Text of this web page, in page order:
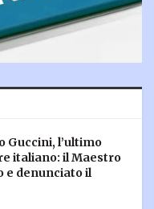
Guccini, l’ultimo
italiano: il Maestro
e denunciato il